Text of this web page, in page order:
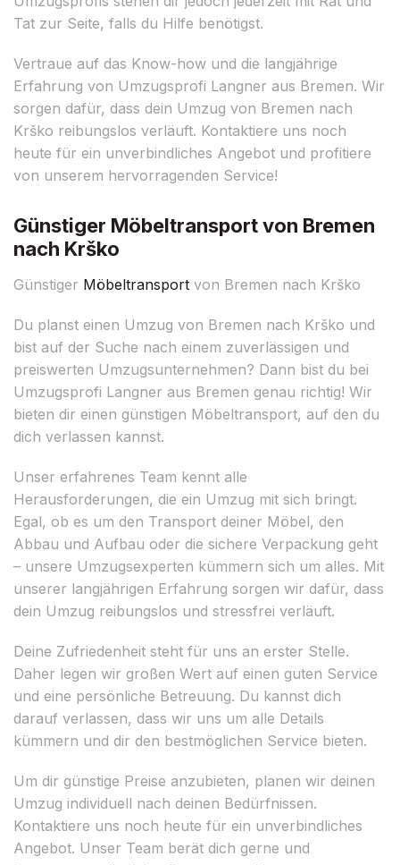
Tat zur Seite, falls du Hilfe benötigst.
Vertraue auf das Know-how und die langjährige
Erfahrung von Umzugsprofi Langner aus Bremen. Wir
sorgen dafür, dass dein Umzug von Bremen nach
Krško reibungslos verläuft. Kontaktiere uns noch
heute für ein unverbindliches Angebot und profitiere
von unserem hervorragenden Service!
Günstiger Möbeltransport von Bremen
nach Krško
Günstiger Möbeltransport von Bremen nach Krško
Du planst einen Umzug von Bremen nach Krško und
bist auf der Suche nach einem zuverlässigen und
preiswerten Umzugsunternehmen? Dann bist du bei
Umzugsprofi Langner aus Bremen genau richtig! Wir
bieten dir einen günstigen Möbeltransport, auf den du
dich verlassen kannst.
Unser erfahrenes Team kennt alle
Herausforderungen, die ein Umzug mit sich bringt.
Egal, ob es um den Transport deiner Möbel, den
Abbau und Aufbau oder die sichere Verpackung geht
– unsere Umzugsexperten kümmern sich um alles. Mit
unserer langjährigen Erfahrung sorgen wir dafür, dass
dein Umzug reibungslos und stressfrei verläuft.
Deine Zufriedenheit steht für uns an erster Stelle.
Daher legen wir großen Wert auf einen guten Service
und eine persönliche Betreuung. Du kannst dich
darauf verlassen, dass wir uns um alle Details
kümmern und dir den bestmöglichen Service bieten.
Um dir günstige Preise anzubieten, planen wir deinen
Umzug individuell nach deinen Bedürfnissen.
Kontaktiere uns noch heute für ein unverbindliches
Angebot. Unser Team berät dich gerne und